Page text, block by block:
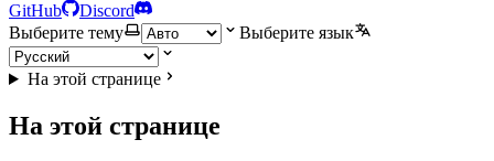
GitHub
Discord
Выберите тему
Выберите язык
На этой странице
На этой странице